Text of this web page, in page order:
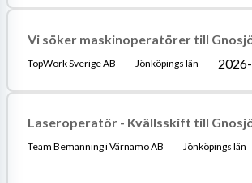
Vi söker maskinoperatörer till
TopWork Sverige AB Jönköpings län
Laseroperatör - Kvällsskift till
Team Bemanning i Värnamo AB Jönköpings län